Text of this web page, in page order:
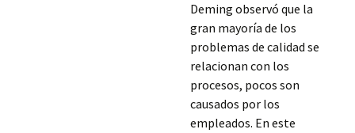
Deming observó que la
gran mayoría de los
problemas de calidad se
relacionan con los
procesos, pocos son
causados por los
empleados. En este